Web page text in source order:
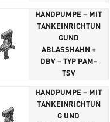
HANDPUMPE – MIT
TANKEINRICHTUN
GUND
ABLASSHAHN +
DBV – TYP PAM-
TSV
HANDPUMPE – MIT
TANKEINRICHTUN
G UND